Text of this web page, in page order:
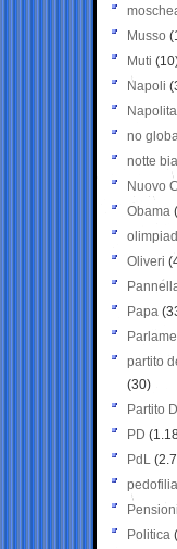
Musso
Muti
Napoli
no
notte
Nuovo
Obama
Oliveri
Papa
partito
(30)
Partito
PD
PdL
pedofilia
Pensioni
Politica